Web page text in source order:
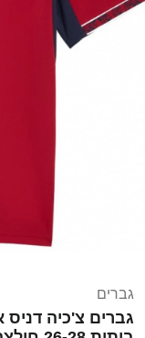
גברים